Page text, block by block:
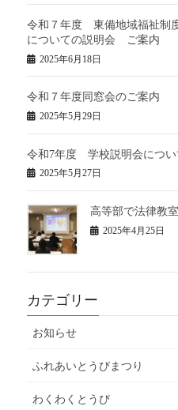
令和７年度 東備地域福祉制
についての説明会 ご案内
2025年6月18日
令和７年度同窓会のご案内
2025年5月29日
令和7年度 学校説明会につい
2025年5月27日
高等部で法律教
2025年4月25日
カテゴリー
お知らせ
ふれあいとうびまつり
わくわくとうび